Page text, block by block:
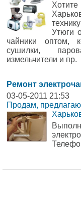
Утюги
чайники оптом,
сушилки,
измельчители и пр.
Ремонт
03-05-2011 21:53
Продам,